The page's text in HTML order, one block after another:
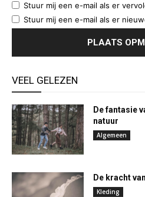
Stuur mij een e-mail als er
Stuur mij een e-mail als er
VEEL GELEZEN
De fantasie
natuur
Algemeen
De kracht
Kleding